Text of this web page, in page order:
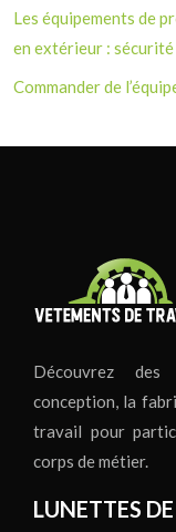
Les équipements de
en extérieur :
Commander de
Découvrez des
conception, la
travail pour
corps de métier.
LUNETTES